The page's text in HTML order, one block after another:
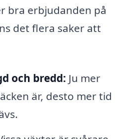
bra erbjudanden på
det flera saker att
och bredd: Ju mer
är, desto mer tid